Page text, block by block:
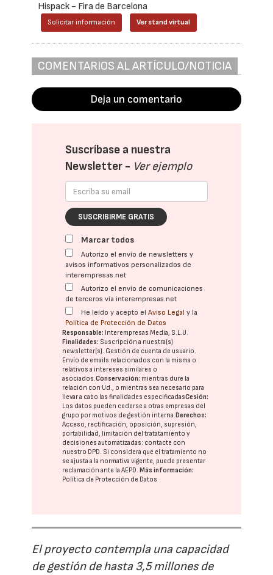
Hispack - Fira de Barcelona
Solicitar información Ver stand virtual
COMENTARIOS AL ARTÍCULO/NOTICIA
Deja un comentario
Suscríbase a nuestra
Newsletter - Ver ejemplo
SUSCRIBIRME GRATIS
Marcar todos
Autorizo el envío de newsletters y
avisos informativos personalizados de
interempresas.net
Autorizo el envío de comunicaciones
de terceros vía interempresas.net
He leído y acepto elAviso Legal y la
Política de Protección de Datos
Responsable: Interempresas Media, S.L.U.
Finalidades: Suscripción a nuestra(s)
newsletter(s). Gestión de cuenta de usuario.
Envío de emails relacionados con la misma o
relativos a intereses similares o
asociados.Conservación: mientras dure la
relación con Ud., o mientras sea necesario para
llevar a cabo las finalidades especificadasCesión:
Los datos pueden cederse a otras empresas del
grupo por motivos de gestión interna. Derechos:
Acceso, rectificación, oposición, supresión,
portabilidad, limitación del tratatamiento y
decisiones automatizadas: contacte con
nuestro DPD. Si considera que el tratamiento no
se ajusta a la normativa vigente, puede presentar
reclamación ante laAEPD. Más información:
Política de Protección de Datos
El proyecto contempla una capacidad
de gestión de hasta 3,5 millones de